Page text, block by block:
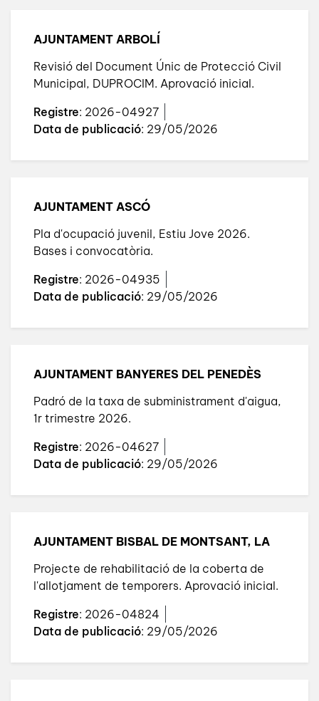
AJUNTAMENT ARBOLÍ
Revisió del Document Únic de Protecció Civil
Municipal, DUPROCIM. Aprovació inicial.
Registre: 2026-04927
Data de publicació: 29/05/2026
AJUNTAMENT ASCÓ
Pla d'ocupació juvenil, Estiu Jove 2026.
Bases i convocatòria.
Registre: 2026-04935
Data de publicació: 29/05/2026
AJUNTAMENT BANYERES DEL PENEDÈS
Padró de la taxa de subministrament d'aigua,
1r trimestre 2026.
Registre: 2026-04627
Data de publicació: 29/05/2026
AJUNTAMENT BISBAL DE MONTSANT, LA
Projecte de rehabilitació de la coberta de
l'allotjament de temporers. Aprovació inicial.
Registre: 2026-04824
Data de publicació: 29/05/2026